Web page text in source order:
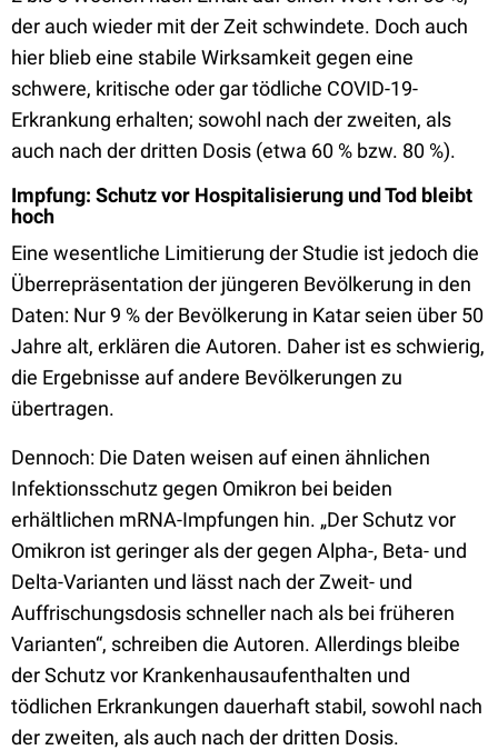
der auch wieder mit der Zeit schwindete. Doch auch
hier blieb eine stabile Wirksamkeit gegen eine
schwere, kritische oder gar tödliche COVID-19-
Erkrankung erhalten; sowohl nach der zweiten, als
auch nach der dritten Dosis (etwa 60 % bzw. 80 %).
Impfung: Schutz vor Hospitalisierung und Tod bleibt
hoch
Eine wesentliche Limitierung der Studie ist jedoch die
Überrepräsentation der jüngeren Bevölkerung in den
Daten: Nur 9 % der Bevölkerung in Katar seien über 50
Jahre alt, erklären die Autoren. Daher ist es schwierig,
die Ergebnisse auf andere Bevölkerungen zu
übertragen.
Dennoch: Die Daten weisen auf einen ähnlichen
Infektionsschutz gegen Omikron bei beiden
erhältlichen mRNA-Impfungen hin. „Der Schutz vor
Omikron ist geringer als der gegen Alpha-, Beta- und
Delta-Varianten und lässt nach der Zweit- und
Auffrischungsdosis schneller nach als bei früheren
Varianten“, schreiben die Autoren. Allerdings bleibe
der Schutz vor Krankenhausaufenthalten und
tödlichen Erkrankungen dauerhaft stabil, sowohl nach
der zweiten, als auch nach der dritten Dosis.